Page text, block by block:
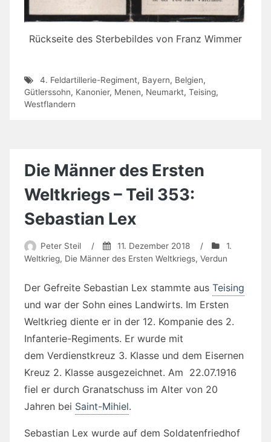
Rückseite des Sterbebildes von Franz Wimmer
4. Feldartillerie-Regiment, Bayern, Belgien,
Gütlerssohn, Kanonier, Menen, Neumarkt, Teising,
Westflandern
Die Männer des Ersten
Weltkriegs – Teil 353:
Sebastian Lex
Peter Steil / 11. Dezember 2018 /
1.
Weltkrieg, Die Männer des Ersten Weltkriegs, Verdun
Der Gefreite Sebastian Lex stammte aus Teising
und war der Sohn eines Landwirts. Im Ersten
Weltkrieg diente er in der 12. Kompanie des 2.
Infanterie-Regiments. Er wurde mit
dem Verdienstkreuz 3. Klasse und dem Eisernen
Kreuz 2. Klasse ausgezeichnet. Am 22.07.1916
fiel er durch Granatschuss im Alter von 20
Jahren bei Saint-Mihiel.
Sebastian Lex wurde auf dem Soldatenfriedhof